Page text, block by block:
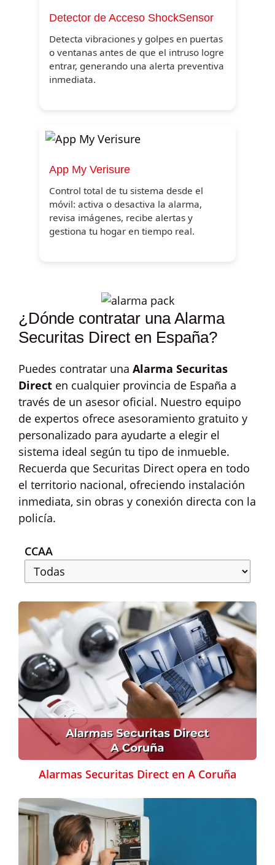
Detector de Acceso ShockSensor
Detecta vibraciones y golpes en puertas
o ventanas antes de que el intruso logre
entrar, generando una alerta preventiva
inmediata.
App My Verisure
Control total de tu sistema desde el
móvil: activa o desactiva la alarma,
revisa imágenes, recibe alertas y
gestiona tu hogar en tiempo real.
¿Dónde contratar una Alarma
Securitas Direct en España?
Puedes contratar una Alarma Securitas
Direct en cualquier provincia de España a
través de un asesor oficial. Nuestro equipo
de expertos ofrece asesoramiento gratuito y
personalizado para ayudarte a elegir el
sistema ideal según tu tipo de inmueble.
Recuerda que Securitas Direct opera en todo
el territorio nacional, ofreciendo instalación
inmediata, sin obras y conexión directa con la
policía.
CCAA
Alarmas Securitas Direct en A Coruña